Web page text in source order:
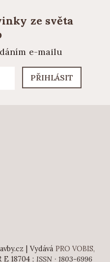
ze světa
e-mailu
PŘIHLÁSIT
| Vydává PRO VOBIS,
18704 ; ISSN · 1803-6996